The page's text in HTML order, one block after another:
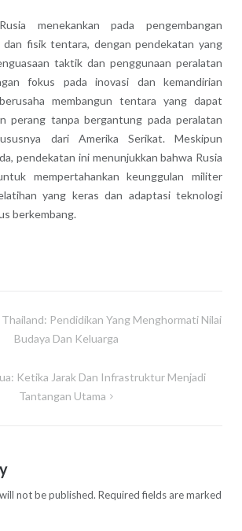
menekankan pada pengembangan
dan fisik tentara, dengan pendekatan yang
taktik dan penggunaan peralatan
fokus pada inovasi dan kemandirian
membangun tentara yang dapat
perang tanpa bergantung pada peralatan
dari Amerika Serikat. Meskipun
pendekatan ini menunjukkan bahwa Rusia
mempertahankan keunggulan militer
yang keras dan adaptasi teknologi
berkembang.
Thailand: Pendidikan Yang Menghormati Nilai
Budaya Dan Keluarga
Ketika Jarak Dan Infrastruktur Menjadi
Tantangan Utama
not be published. Required fields are marked